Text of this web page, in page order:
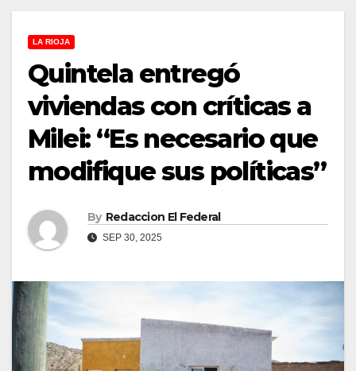
LA RIOJA
Quintela entregó
viviendas con críticas a
Milei: “Es necesario que
modifique sus políticas”
By Redaccion El Federal
SEP 30, 2025